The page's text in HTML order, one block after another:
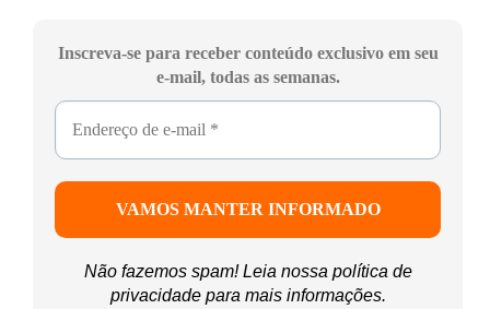
Inscreva-se para receber conteúdo exclusivo em seu
e-mail, todas as semanas.
Não fazemos spam! Leia nossa política de
privacidadepara mais informações.